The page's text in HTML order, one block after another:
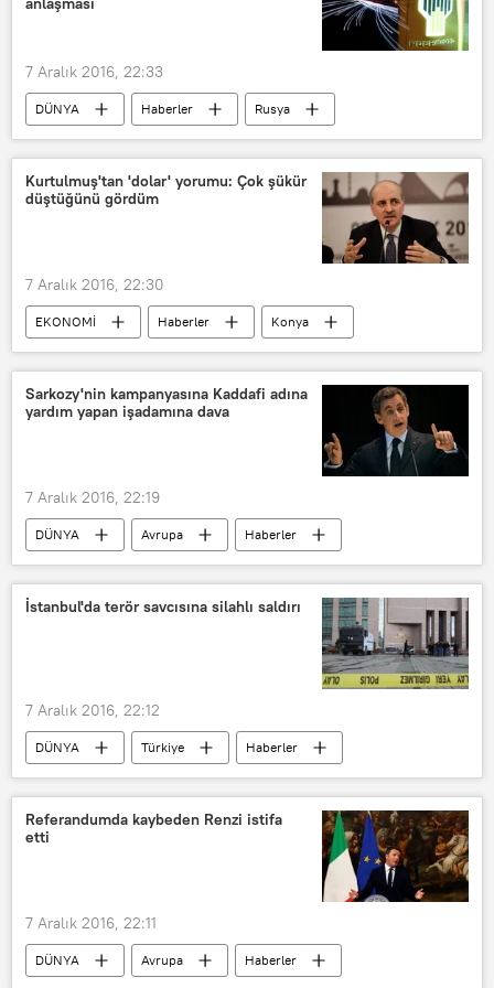
7 Aralık 2016, 22:33
DÜNYA Haberler
Rusya
Vladimir Putin
Dmitriy Peskov
Rosneft
Kurtulmuş'tan 'dolar' yorumu: Çok şükür
düştüğünü gördüm
7 Aralık 2016, 22:30
EKONOMİ Haberler
Konya
Numan Kurtulmuş
AK Parti
Dolar
Sarkozy'nin kampanyasına Kaddafi adına
yardım yapan işadamına dava
7 Aralık 2016, 22:19
DÜNYA Avrupa
Haberler
Fransa
Libya
Lübnan
Nicolas Sarkozy
Muammer Kaddafi
İstanbul'da terör savcısına silahlı saldırı
7 Aralık 2016, 22:12
DÜNYA Türkiye
Haberler
İstanbul
Çağlayan Adliyesi
Sultangazi
Silahlı saldırı
Savcı
Referandumda kaybeden Renzi istifa
etti
7 Aralık 2016, 22:11
DÜNYA Avrupa
Haberler